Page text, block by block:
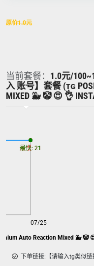
原价1.0元
当前套餐： 1.0元/
入 账号】套餐 (ᴛɢ
MIXED 🐳 🤡 😍 👌
Auto Reaction Mixed 🐳 🤡
07/25
最慢: 21
最快: 21
下单链接:【请输入tg类似